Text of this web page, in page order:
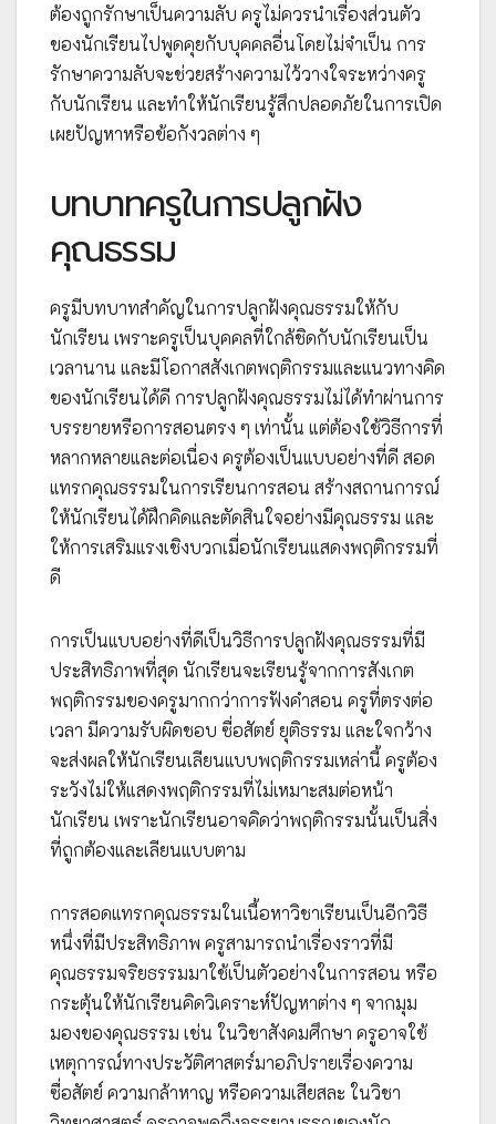
ต้องถูกรักษาเป็นความลับ ครูไม่ควรนำเรื่องส่วนตัว
ของนักเรียนไปพูดคุยกับบุคคลอื่นโดยไม่จำเป็น การ
รักษาความลับจะช่วยสร้างความไว้วางใจระหว่างครู
กับนักเรียน และทำให้นักเรียนรู้สึกปลอดภัยในการเปิด
เผยปัญหาหรือข้อกังวลต่าง ๆ
บทบาทครูในการปลูกฝัง
คุณธรรม
ครูมีบทบาทสำคัญในการปลูกฝังคุณธรรมให้กับ
นักเรียน เพราะครูเป็นบุคคลที่ใกล้ชิดกับนักเรียนเป็น
เวลานาน และมีโอกาสสังเกตพฤติกรรมและแนวทางคิด
ของนักเรียนได้ดี การปลูกฝังคุณธรรมไม่ได้ทำผ่านการ
บรรยายหรือการสอนตรง ๆ เท่านั้น แต่ต้องใช้วิธีการที่
หลากหลายและต่อเนื่อง ครูต้องเป็นแบบอย่างที่ดี สอด
แทรกคุณธรรมในการเรียนการสอน สร้างสถานการณ์
ให้นักเรียนได้ฝึกคิดและตัดสินใจอย่างมีคุณธรรม และ
ให้การเสริมแรงเชิงบวกเมื่อนักเรียนแสดงพฤติกรรมที่
ดี
การเป็นแบบอย่างที่ดีเป็นวิธีการปลูกฝังคุณธรรมที่มี
ประสิทธิภาพที่สุด นักเรียนจะเรียนรู้จากการสังเกต
พฤติกรรมของครูมากกว่าการฟังคำสอน ครูที่ตรงต่อ
เวลา มีความรับผิดชอบ ซื่อสัตย์ ยุติธรรม และใจกว้าง
จะส่งผลให้นักเรียนเลียนแบบพฤติกรรมเหล่านี้ ครูต้อง
ระวังไม่ให้แสดงพฤติกรรมที่ไม่เหมาะสมต่อหน้า
นักเรียน เพราะนักเรียนอาจคิดว่าพฤติกรรมนั้นเป็นสิ่ง
ที่ถูกต้องและเลียนแบบตาม
การสอดแทรกคุณธรรมในเนื้อหาวิชาเรียนเป็นอีกวิธี
หนึ่งที่มีประสิทธิภาพ ครูสามารถนำเรื่องราวที่มี
คุณธรรมจริยธรรมมาใช้เป็นตัวอย่างในการสอน หรือ
กระตุ้นให้นักเรียนคิดวิเคราะห์ปัญหาต่าง ๆ จากมุม
มองของคุณธรรม เช่น ในวิชาสังคมศึกษา ครูอาจใช้
เหตุการณ์ทางประวัติศาสตร์มาอภิปรายเรื่องความ
ซื่อสัตย์ ความกล้าหาญ หรือความเสียสละ ในวิชา